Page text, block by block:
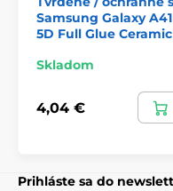
Samsung Galaxy
5D Full Glue
Skladom
4,04 €
Prihláste sa do